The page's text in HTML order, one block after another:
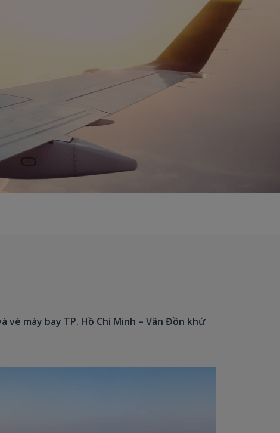
vé máy bay TP. Hồ Chí Minh – Vân Đồn khứ